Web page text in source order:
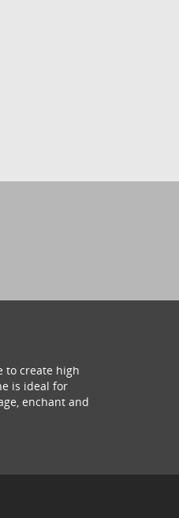
to create high
is ideal for
enchant and